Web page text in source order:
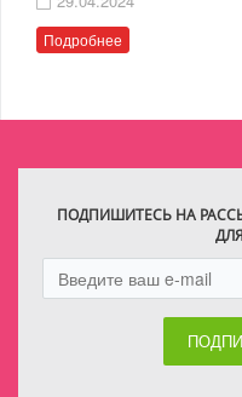
Подробнее
ПОДПИШИТЕСЬ НА